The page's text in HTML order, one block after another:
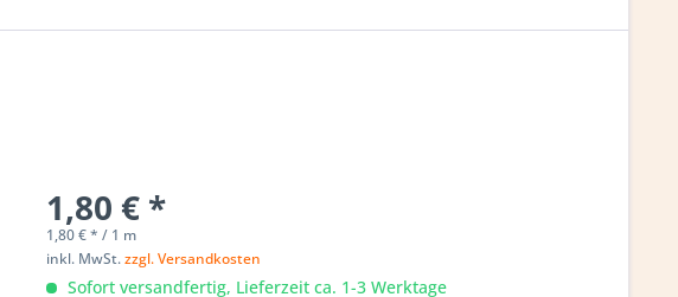
1,80 € *
1,80 € * / 1 m
inkl. MwSt.zzgl. Versandkosten
Sofort versandfertig, Lieferzeit ca. 1-3 Werktage